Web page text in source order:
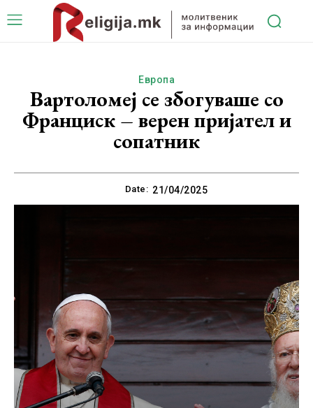
Европа
Вартоломеј се збогуваше со
Франциск – верен пријател и
сопатник
Date: 21/04/2025